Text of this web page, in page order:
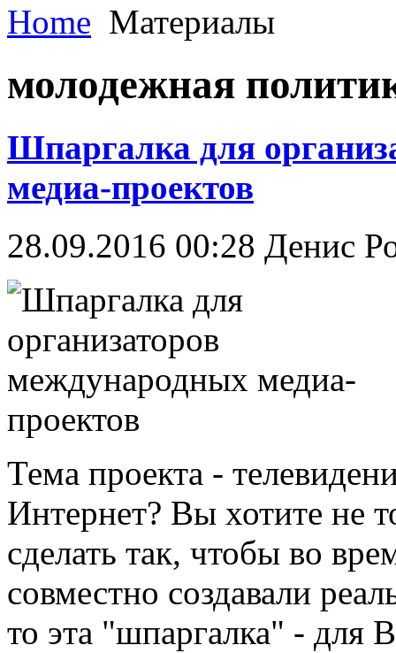
Home Материалы
молодежная
Шпаргалка для
медиа-проектов
28.09.2016 00:28 Денис
Тема проекта -
Интернет? Вы хотите не
сделать так, чтобы во
совместно создавали
то эта "шпаргалка" - для